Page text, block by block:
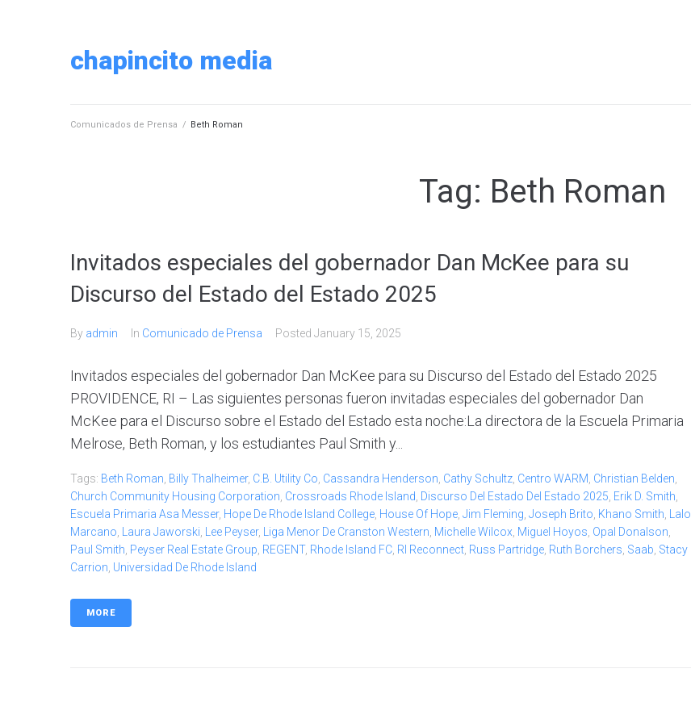
chapincito media
Comunicados de Prensa / Beth Roman
Tag: Beth Roman
Invitados especiales del gobernador Dan McKee para su
Discurso del Estado del Estado 2025
By admin In Comunicado de Prensa Posted January 15, 2025
Invitados especiales del gobernador Dan McKee para su Discurso del Estado del Estado 2025
PROVIDENCE, RI – Las siguientes personas fueron invitadas especiales del gobernador Dan
McKee para el Discurso sobre el Estado del Estado esta noche:La directora de la Escuela Primaria
Melrose, Beth Roman, y los estudiantes Paul Smith y...
Tags: Beth Roman Billy Thalheimer, C.B. Utility Co Cassandra Henderson Cathy Schultz Centro WARM Christian Belden
Church Community Housing Corporation Crossroads Rhode Island Discurso Del Estado Del Estado 2025 Erik D. Smith
Escuela Primaria Asa Messer, Hope De Rhode Island College House Of Hope Jim Fleming Joseph Brito Khano Smith
Lalo
Marcano
Laura Jaworski Lee Peyser, Liga Menor De Cranston Western Michelle Wilcox Miguel Hoyos Opal Donalson
Paul Smith Peyser Real Estate Group REGENT, Rhode Island FC RI Reconnect Russ Partridge Ruth Borchers Saab Stacy
Carrion Universidad De Rhode Island
MORE